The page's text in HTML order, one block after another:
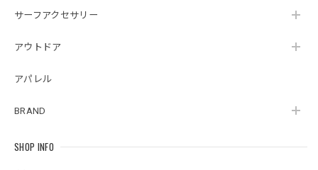
サーフアクセサリー
アウトドア
アパレル
BRAND
SHOP INFO